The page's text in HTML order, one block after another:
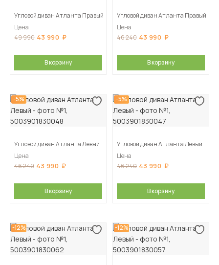
Угловой диван Атланта Правый
Цена
49 990 43 990
В корзину
Угловой диван Атланта Правый
Цена
46 240 43 990
В корзину
-5%
Угловой диван Атланта Левый
Цена
46 240 43 990
В корзину
-5%
Угловой диван Атланта Левый
Цена
46 240 43 990
В корзину
-12% -12%